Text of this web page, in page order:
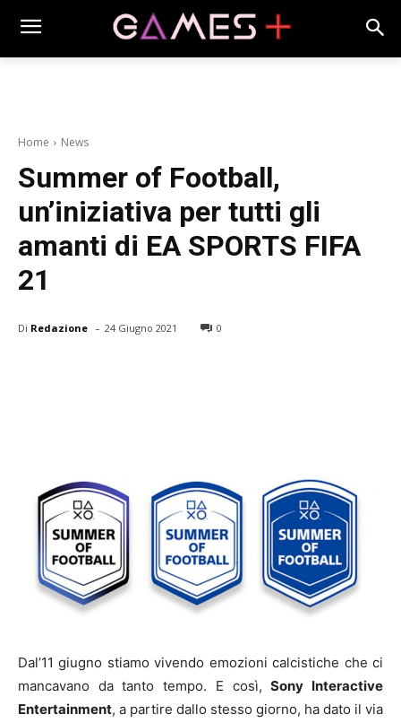
Home News
Summer of Football,
un’iniziativa per tutti gli
amanti di EA SPORTS FIFA
21
Di Redazione - 24 Giugno 2021 0
Dal’11 giugno stiamo vivendo emozioni calcistiche che ci
mancavano da tanto tempo. E così,Sony Interactive
Entertainment, a partire dallo stesso giorno, ha dato il via